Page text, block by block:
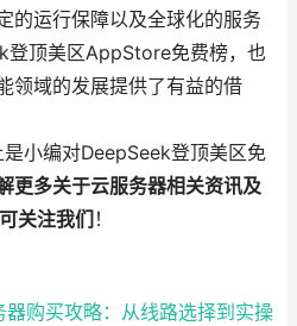
的运行保障以及全球化的服务
登顶美区AppStore免费榜，也
领域的发展提供了有益的借
是小编对DeepSeek登顶美区免
更多关于云服务器相关资讯及
关注我们 ！
购买攻略：从线路选择到实操